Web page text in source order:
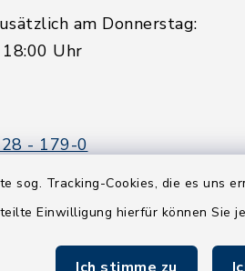
sog. Tracking-Cookies, die es uns
Einwilligung hierfür können Sie
am Donnerstag:
Uhr
- 179-0
- 179-44
boostedt-